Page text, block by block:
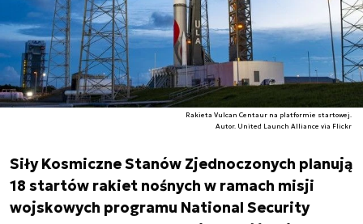
Rakieta Vulcan Centaur na platformie startowej.
Autor. United Launch Alliance via Flickr
Siły Kosmiczne Stanów Zjednoczonych planują
18 startów rakiet nośnych w ramach misji
wojskowych programu National Security